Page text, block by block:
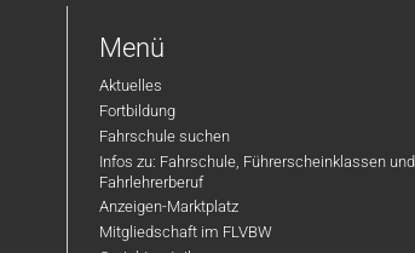
Menü
Aktuelles
Fortbildung
Fahrschule suchen
Infos zu: Fahrschule, Führerscheinklassen und
Fahrlehrerberuf
Anzeigen-Marktplatz
Mitgliedschaft im FLVBW